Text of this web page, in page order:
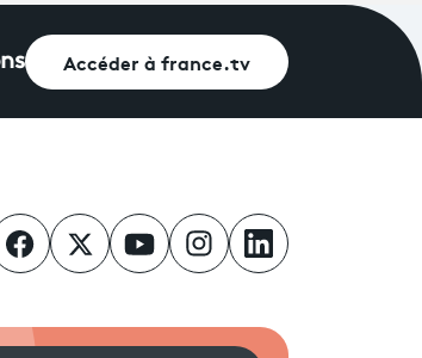
Accéder à france.tv